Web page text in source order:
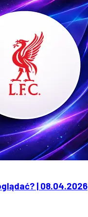
| 08.04.2026